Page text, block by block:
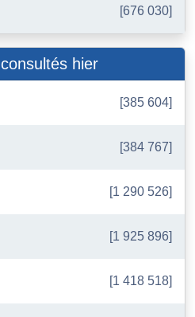
[676 030]
hier
[385 604]
[384 767]
[1 290 526]
[1 925 896]
[1 418 518]